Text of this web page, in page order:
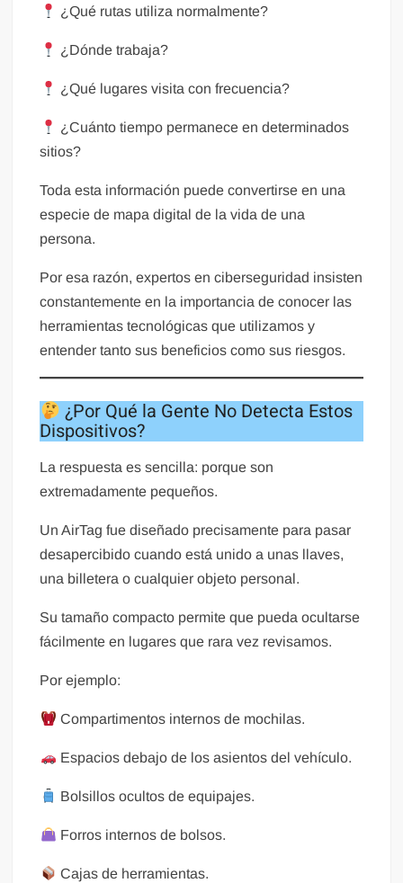
¿Qué rutas utiliza normalmente?
¿Dónde trabaja?
¿Qué lugares visita con frecuencia?
¿Cuánto tiempo permanece en determinados
sitios?
Toda esta información puede convertirse en una
especie de mapa digital de la vida de una
persona.
Por esa razón, expertos en ciberseguridad insisten
constantemente en la importancia de conocer las
herramientas tecnológicas que utilizamos y
entender tanto sus beneficios como sus riesgos.
¿Por Qué la Gente No Detecta Estos
Dispositivos?
La respuesta es sencilla: porque son
extremadamente pequeños.
Un AirTag fue diseñado precisamente para pasar
desapercibido cuando está unido a unas llaves,
una billetera o cualquier objeto personal.
Su tamaño compacto permite que pueda ocultarse
fácilmente en lugares que rara vez revisamos.
Por ejemplo:
Compartimentos internos de mochilas.
Espacios debajo de los asientos del vehículo.
Bolsillos ocultos de equipajes.
Forros internos de bolsos.
Cajas de herramientas.